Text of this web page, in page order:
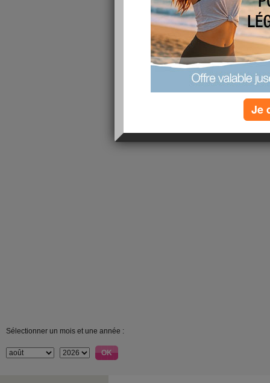
de votre appel ? ;-)
lire la suite
‹ Préc. 1 Suiv. › »
Sélectionner un mois et une année :
Je